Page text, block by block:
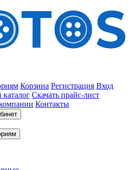
Корзина Регистрация Вход
Скачать прайс-лист
Контакты